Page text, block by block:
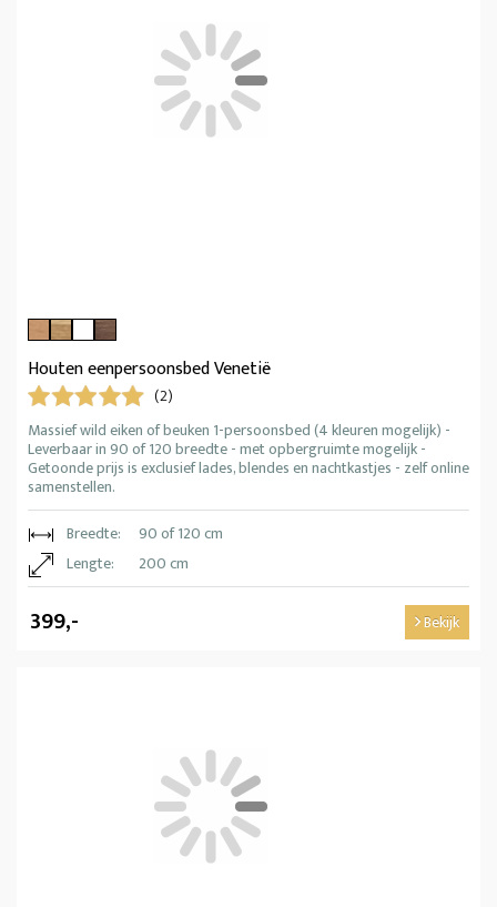
Houten eenpersoonsbed Venetië
(2)
Massief wild eiken of beuken 1-persoonsbed (4 kleuren mogelijk) -
Leverbaar in 90 of 120 breedte - met opbergruimte mogelijk -
Getoonde prijs is exclusief lades, blendes en nachtkastjes - zelf online
samenstellen.
Breedte:
90 of 120 cm
Lengte:
200 cm
399,- Bekijk